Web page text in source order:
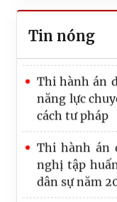
minh điều
hành án
Quy định số
Đảng: Một số
trong tổ
Lãnh đạo Cục
Trưởng, Phó
Tin nóng
Công bố
Quản lý Thi
Thi hành án
năng lực
cách tư pháp
Thi hành
nghị tập
dân sự năm